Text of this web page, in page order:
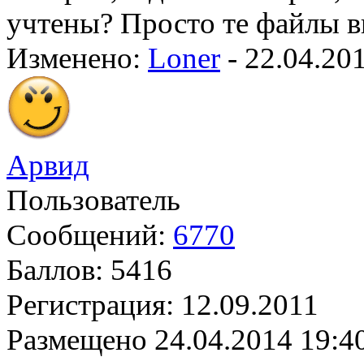
учтены? Просто те файлы
Изменено: Loner -
Арвид
Пользователь
Сообщений: 6770
Баллов: 5416
Регистрация: 12.09.2011
Размещено 24.04.2014